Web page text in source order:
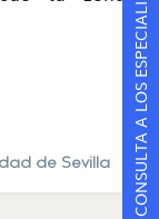
de Sevilla CONSULTA A LOS ESPECIALISTAS